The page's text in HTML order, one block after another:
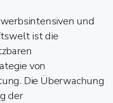
und
ist die
von
Die Überwachung
der